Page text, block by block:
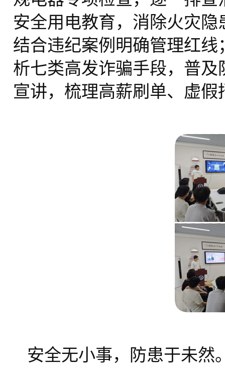
安全用电教育，消除火灾隐
结合违纪案例明确管理红线
析七类高发诈骗手段，普
宣讲，梳理高薪刷单、虚
安全无小事，防患于未然